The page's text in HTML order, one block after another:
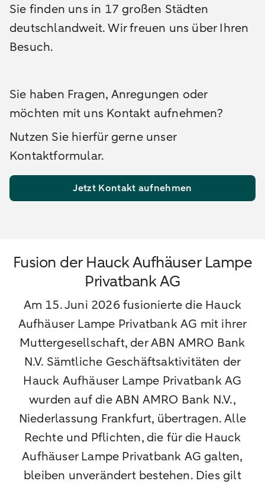
Sie finden uns in 17 großen Städten
deutschlandweit. Wir freuen uns über Ihren
Besuch.
Sie haben Fragen, Anregungen oder
möchten mit uns Kontakt aufnehmen?
Nutzen Sie hierfür gerne unser
Kontaktformular.
Jetzt Kontakt aufnehmen
Fusion der Hauck Aufhäuser Lampe
Privatbank AG
Am 15. Juni 2026 fusionierte die Hauck
Aufhäuser Lampe Privatbank AG mit ihrer
Muttergesellschaft, der ABN AMRO Bank
N.V. Sämtliche Geschäftsaktivitäten der
Hauck Aufhäuser Lampe Privatbank AG
wurden auf die ABN AMRO Bank N.V.,
Niederlassung Frankfurt, übertragen. Alle
Rechte und Pflichten, die für die Hauck
Aufhäuser Lampe Privatbank AG galten,
bleiben unverändert bestehen. Dies gilt